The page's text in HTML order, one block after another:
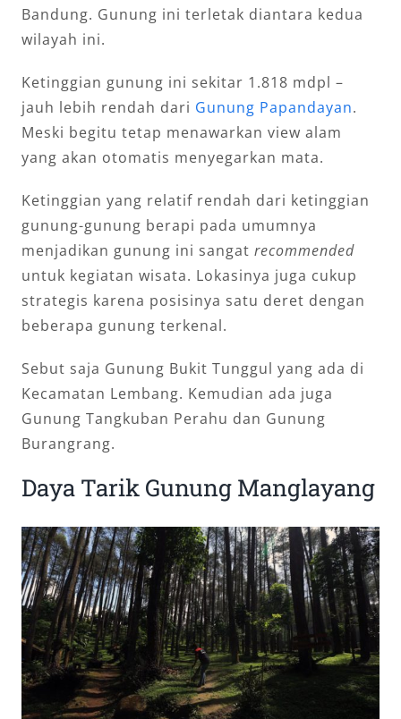
Bandung. Gunung ini terletak diantara kedua
wilayah ini.
Ketinggian gunung ini sekitar 1.818 mdpl –
jauh lebih rendah dari Gunung Papandayan.
Meski begitu tetap menawarkan view alam
yang akan otomatis menyegarkan mata.
Ketinggian yang relatif rendah dari ketinggian
gunung-gunung berapi pada umumnya
menjadikan gunung ini sangat recommended
untuk kegiatan wisata. Lokasinya juga cukup
strategis karena posisinya satu deret dengan
beberapa gunung terkenal.
Sebut saja Gunung Bukit Tunggul yang ada di
Kecamatan Lembang. Kemudian ada juga
Gunung Tangkuban Perahu dan Gunung
Burangrang.
Daya Tarik Gunung Manglayang